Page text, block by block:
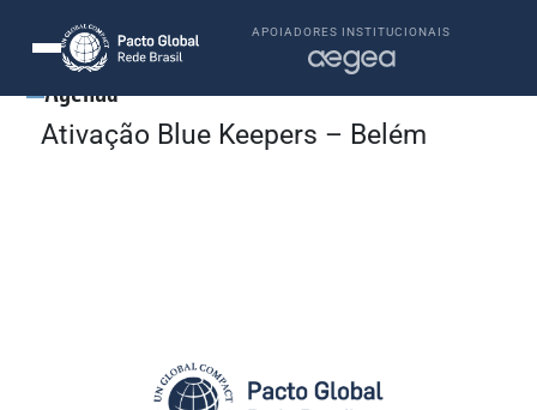
APOIADORES INSTITUCIONAIS
Agenda
Ativação Blue Keepers – Belém